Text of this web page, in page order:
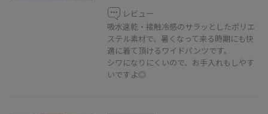
レビュー
吸水速乾・接触冷感のサラッとしたポリエ
ステル素材で、暑くなって来る時期にも快
適に着て頂けるワイドパンツです。
シワになりにくいので、お手入れもしやす
いですよ◎